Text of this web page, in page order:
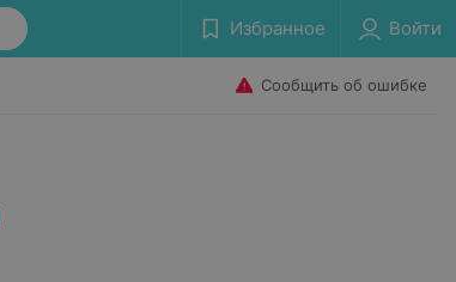
Избранное Войти
Сообщить об ошибке